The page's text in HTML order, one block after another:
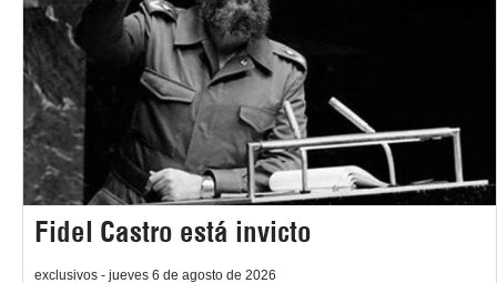
Fidel Castro está invicto
exclusivos - jueves 6 de agosto de 2026